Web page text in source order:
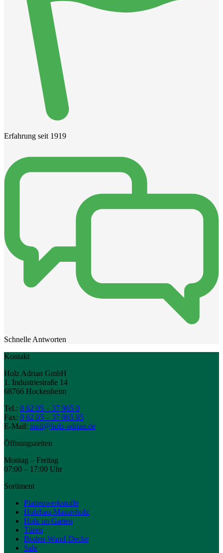
Erfahrung seit 1919
Schnelle Antworten
Kontakt
Holz Adrian GmbH
1. Industriestraße 14
68766 Hockenheim
Tel.: 0 62 05 – 37 965 0
Fax: 0 62 05 – 37 965 85
E-Mail: mail@holz-adrian.de
Öffnungszeiten
Montag – Freitag
07:00 – 17:00 Uhr
Sortiment
Plattenwerkstoffe
Holzbau-Massivholz
Holz im Garten
Türen
Boden-Wand-Decke
Sale